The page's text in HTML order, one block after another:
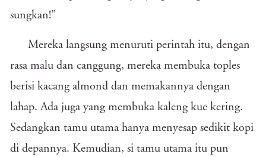
sungkan!”
Mereka langsung menuruti perintah itu, dengan
rasa malu dan canggung, mereka membuka toples
berisi kacang almond dan memakannya dengan
lahap. Ada juga yang membuka kaleng kue kering.
Sedangkan tamu utama hanya menyesap sedikit kopi
di depannya. Kemudian, si tamu utama itu pun